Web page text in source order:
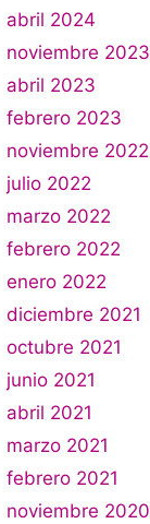
abril 2024
noviembre 2023
abril 2023
febrero 2023
noviembre 2022
julio 2022
marzo 2022
febrero 2022
enero 2022
diciembre 2021
octubre 2021
junio 2021
abril 2021
marzo 2021
febrero 2021
noviembre 2020